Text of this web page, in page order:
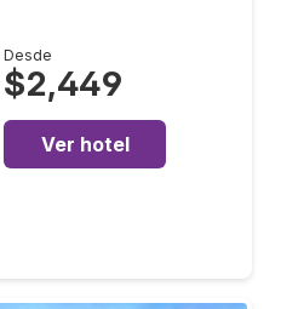
Desde
$2,449
Ver hotel